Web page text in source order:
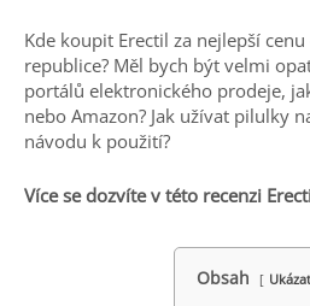
Kde koupit Erectil za nejlepší
republice? Měl bych být velmi
portálů elektronického prodeje,
nebo Amazon? Jak užívat pilulky
návodu k použití?
Více se dozvíte v této recenzi
Obsah Ukázat